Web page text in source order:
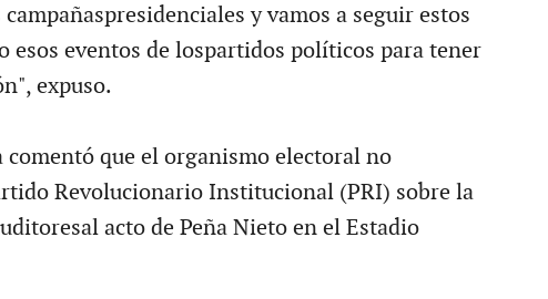
campañaspresidenciales y vamos a seguir estos
esos eventos de lospartidos políticos para tener
expuso.
comentó que el organismo electoral no
Revolucionario Institucional (PRI) sobre la
acto de Peña Nieto en el Estadio